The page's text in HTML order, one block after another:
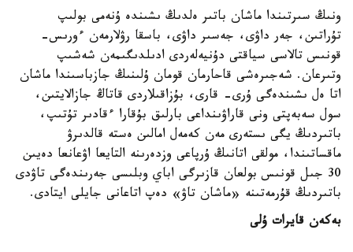
ونىڭ سىرتىندا ماشان باتىر ەلدىڭ ىشىندە ۇنەمى بولىپ
تۇراتىن، جەر داۋى، جەسىر داۋى، باسقا رۋلارمەن ءورىس-
قونىس تالاسى سياقتى دۇنيەلەردى ادىلدىگىمەن شەشىپ
وتىرعان. شەجىرەشى قاحارمان قومان ۇلىنىڭ جازباسىندا ماشان
اتا ەل ىشىندەگى ۇرى- قارى، بۇزاقىلاردى قاتاڭ جازالايتىن،
سول سەبەپتى ونى قاراۋىنداعى بارلىق بۇقارا ءقادىر تۇتىپ،
باتىردىڭ يگى ىستەرى مەن كەمەل امالىن ەستە قالدىرۋ
ماقساتىندا، مولقى اتانىڭ ۇرپاعى وزدەرىنە التايعا اۋعانعا دەيىن
30 جىل قونىس بولعان قازىرگى اباي وبلىسى جەرىندەگى تاۋدى
باتىردىڭ قۇرمەتىنە «ماشان تاۋ» دەپ اتاعانى جايلى ايتادى.
بەكەن قايرات ۇلى